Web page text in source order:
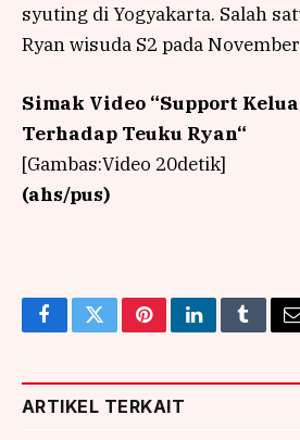
syuting di Yogyakarta. Salah
Ryan wisuda S2 pada
Simak Video “Support
Terhadap Teuku Ryan“
[Gambas:Video 20detik]
(ahs/pus)
FacebookTwitterPinterestLinkedInTumblr
ARTIKEL TERKAIT